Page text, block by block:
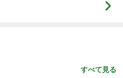
すべて見る